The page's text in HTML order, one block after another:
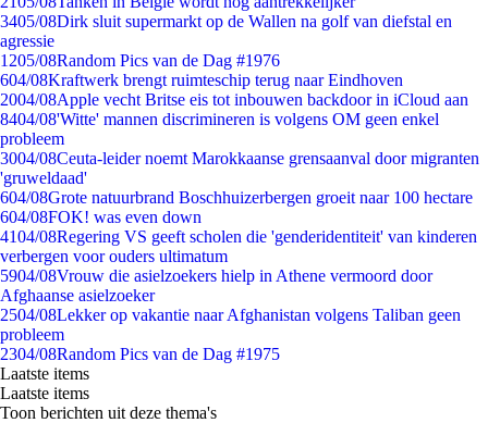
3405/08Dirk sluit supermarkt op de Wallen na golf van diefstal en
agressie
1205/08Random Pics van de Dag #1976
604/08Kraftwerk brengt ruimteschip terug naar Eindhoven
2004/08Apple vecht Britse eis tot inbouwen backdoor in iCloud aan
8404/08'Witte' mannen discrimineren is volgens OM geen enkel
probleem
3004/08Ceuta-leider noemt Marokkaanse grensaanval door migranten
'gruweldaad'
604/08Grote natuurbrand Boschhuizerbergen groeit naar 100 hectare
604/08FOK! was even down
4104/08Regering VS geeft scholen die 'genderidentiteit' van kinderen
verbergen voor ouders ultimatum
5904/08Vrouw die asielzoekers hielp in Athene vermoord door
Afghaanse asielzoeker
2504/08Lekker op vakantie naar Afghanistan volgens Taliban geen
probleem
2304/08Random Pics van de Dag #1975
Laatste items
Laatste items
Toon berichten uit deze thema's